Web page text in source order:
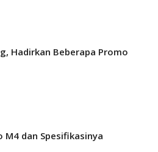
Hadirkan Beberapa Promo
dan Spesifikasinya